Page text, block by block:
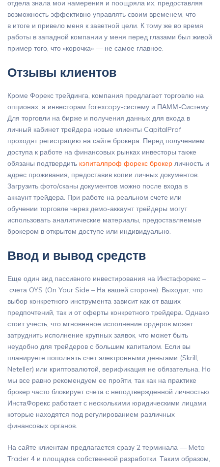
отдела знала мои намерения и поощряла их, предоставляя
возможность эффективно управлять своим временем, что
в итоге и привело меня к заветной цели. К тому же во время
работы в западной компании у меня перед глазами был живой
пример того, что «корочка» — не самое главное.
Отзывы клиентов
Кроме Форекс трейдинга, компания предлагает торговлю на
опционах, а инвесторам forexcopy-cистему и ПАММ-Систему.
Для торговли на бирже и получения данных для входа в
личный кабинет трейдера новые клиенты CapitalProf
проходят регистрацию на сайте брокера. Перед получением
доступа к работе на финансовых рынках инвесторы также
обязаны подтвердить кэпиталпроф форекс брокер личность и
адрес проживания, предоставив копии личных документов.
Загрузить фото/сканы документов можно после входа в
аккаунт трейдера. При работе на реальном счете или
обучении торговле через демо-аккаунт трейдеры могут
использовать аналитические материалы, предоставляемые
брокером в открытом доступе или индивидуально.
Ввод и вывод средств
Еще один вид пассивного инвестирования на Инстафорекс –
счета OYS (On Your Side – На вашей стороне). Выходит, что
выбор конкретного инструмента зависит как от ваших
предпочтений, так и от оферты конкретного трейдера. Однако
стоит учесть, что мгновенное исполнение ордеров может
затруднить исполнение крупных заявок, что может быть
неудобно для трейдеров с большим капиталом. Если вы
планируете пополнять счет электронными деньгами (Skrill,
Neteller) или криптовалютой, верификация не обязательна. Но
мы все равно рекомендуем ее пройти, так как на практике
брокер часто блокирует счета с неподтвержденной личностью.
ИнстаФорекс работает с несколькими юридическими лицами,
которые находятся под регулированием различных
финансовых органов.
На сайте клиентам предлагается сразу 2 терминала — Meta
Trader 4 и площадка собственной разработки. Таким образом,